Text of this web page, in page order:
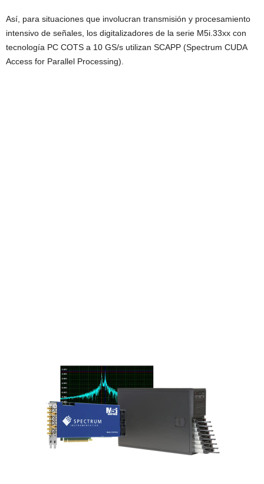
Así, para situaciones que involucran transmisión y procesamiento
intensivo de señales, los digitalizadores de la serie M5i.33xx con
tecnología PC COTS a 10 GS/s utilizan SCAPP (Spectrum CUDA
Access for Parallel Processing).